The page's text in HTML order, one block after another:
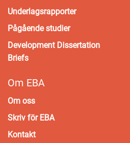
Underlagsrapporter
Pågående studier
Development Dissertation
Briefs
Om EBA
Om oss
Skriv för EBA
Kontakt